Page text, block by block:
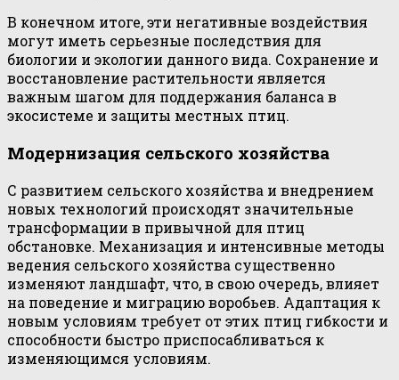
В конечном итоге, эти негативные воздействия
могут иметь серьезные последствия для
биологии и экологии данного вида. Сохранение и
восстановление растительности является
важным шагом для поддержания баланса в
экосистеме и защиты местных птиц.
Модернизация сельского хозяйства
С развитием сельского хозяйства и внедрением
новых технологий происходят значительные
трансформации в привычной для птиц
обстановке. Механизация и интенсивные методы
ведения сельского хозяйства существенно
изменяют ландшафт, что, в свою очередь, влияет
на поведение и миграцию воробьев. Адаптация к
новым условиям требует от этих птиц гибкости и
способности быстро приспосабливаться к
изменяющимся условиям.